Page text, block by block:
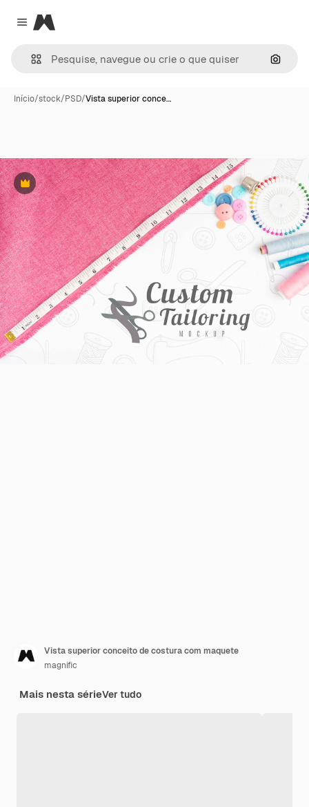
Close menu
Magnific
Início/stock/PSD/Vista superior conce…
Premium
Vista superior conceito de costura com maquete
magnific
Mais nesta sérieVer tudo